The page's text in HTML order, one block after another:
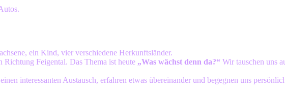
ein Kind, vier verschiedene Herkunftsländer.
Feigental. Das Thema ist heute „Was wächst denn da?“ Wir tauschen uns
interessanten Austausch, erfahren etwas übereinander und begegnen uns